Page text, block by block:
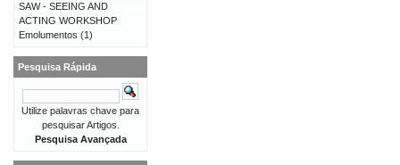
SAW - SEEING AND
ACTING WORKSHOP
Emolumentos (1)
Pesquisa Rápida
Utilize palavras chave para
pesquisar Artigos.
Pesquisa Avançada